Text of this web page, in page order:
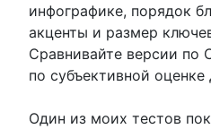
инфографике, порядок
акценты и размер
Сравнивайте версии по
по субъективной оценке
Один из моих тестов